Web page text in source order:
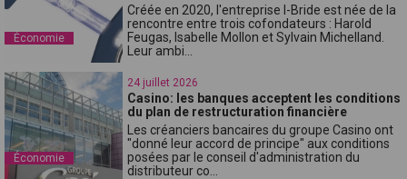
Économie
Créée en 2020, l'entreprise I-Bride est née de la
rencontre entre trois cofondateurs : Harold
Feugas, Isabelle Mollon et Sylvain Michelland.
Leur ambi...
Économie
24 juillet 2026
Casino: les banques acceptent les conditions
du plan de restructuration financière
Les créanciers bancaires du groupe Casino ont
"donné leur accord de principe" aux conditions
posées par le conseil d'administration du
distributeur co...